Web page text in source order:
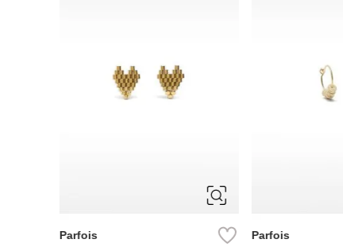
Parfois
Parfois